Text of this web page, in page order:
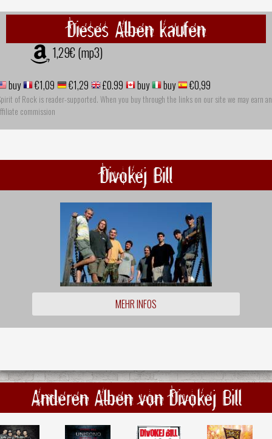
Dieses Alben kaufen
1,29€ (mp3)
buy €1,09 €1,29 £0.99 buy buy €0,99
of Rock is reader-supported. When you buy through the links on our site we may earn an
commission
Divokej Bill
MEHR INFOS
Anderen Alben von Divokej Bill